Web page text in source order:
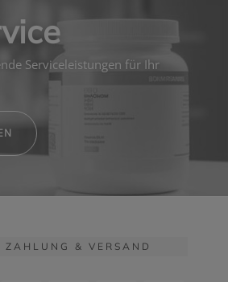
Serviceleistungen für Ihr
ZAHLUNG & VERSAND